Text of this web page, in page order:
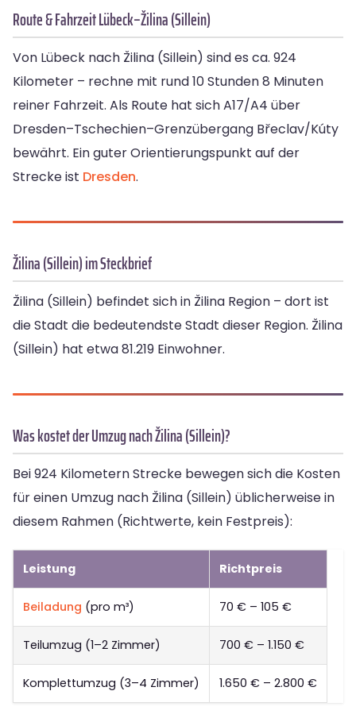
Route & Fahrzeit Lübeck–Žilina (Sillein)
Von Lübeck nach Žilina (Sillein) sind es ca. 924
Kilometer – rechne mit rund 10 Stunden 8 Minuten
reiner Fahrzeit. Als Route hat sich A17/A4 über
Dresden–Tschechien–Grenzübergang Břeclav/Kúty
bewährt. Ein guter Orientierungspunkt auf der
Strecke ist Dresden.
Žilina (Sillein) im Steckbrief
Žilina (Sillein) befindet sich in Žilina Region – dort ist
die Stadt die bedeutendste Stadt dieser Region. Žilina
(Sillein) hat etwa 81.219 Einwohner.
Was kostet der Umzug nach Žilina (Sillein)?
Bei 924 Kilometern Strecke bewegen sich die Kosten
für einen Umzug nach Žilina (Sillein) üblicherweise in
diesem Rahmen (Richtwerte, kein Festpreis):
Leistung Richtpreis
Beiladung (pro m³) 70 € – 105 €
Teilumzug (1–2 Zimmer) 700 € – 1.150 €
Komplettumzug (3–4 Zimmer) 1.650 € – 2.800 €